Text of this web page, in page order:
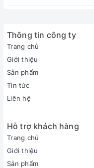
Thông tin công ty
Trang chủ
Giới thiệu
Sản phẩm
Tin tức
Liên hệ
Hỗ trợ khách hàng
Trang chủ
Giới thiệu
Sản phẩm